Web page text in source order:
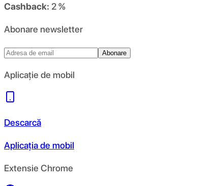
Cashback: 2 %
Abonare newsletter
Abonare
Aplicație de mobil
Descarcă
Aplicația de mobil
Extensie Chrome